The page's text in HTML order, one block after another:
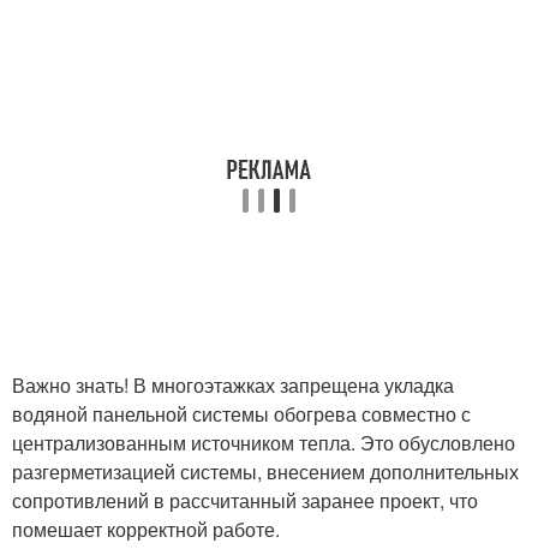
Важно знать! В многоэтажках запрещена укладка
водяной панельной системы обогрева совместно с
централизованным источником тепла. Это обусловлено
разгерметизацией системы, внесением дополнительных
сопротивлений в рассчитанный заранее проект, что
помешает корректной работе.